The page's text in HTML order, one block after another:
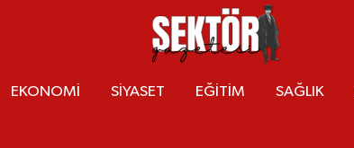
EKONOMİ SİYASET EĞİTİM SAĞLIK